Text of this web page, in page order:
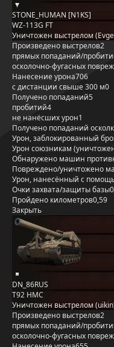
STONE_HUMAN [N1KS]
WZ-113G FT
Уничтожен выстрелом
Произведено выстрелов2
прямых попаданий/
осколочно-фугасных
Нанесение урона706
с дистанции свыше 300 м0
Получено попаданий5
пробитий4
не нанёсших урон1
Получено попаданий
Урон, заблокированный
Урон союзникам
Обнаружено машин
Повреждено/уничтожено
Урон, нанесённый с
Очки захвата/защиты базы
Пройдено километров0,59
Закрыть
DN_86RUS
T92 HMC
Уничтожен выстрелом
Произведено выстрелов2
прямых попаданий/
осколочно-фугасных